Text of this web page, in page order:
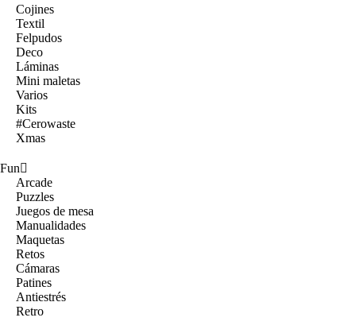
Cojines
Textil
Felpudos
Deco
Láminas
Mini maletas
Varios
Kits
#Cerowaste
Xmas
Fun
Arcade
Puzzles
Juegos de mesa
Manualidades
Maquetas
Retos
Cámaras
Patines
Antiestrés
Retro